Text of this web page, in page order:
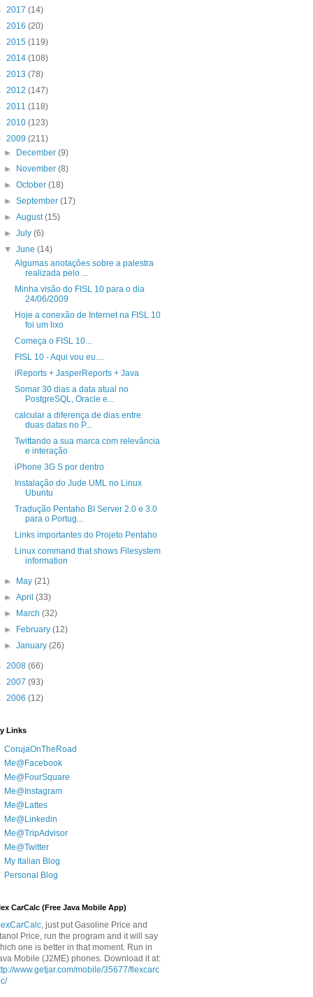
2017 (14)
2016 (20)
2015 (119)
2014 (108)
2013 (78)
2012 (147)
2011 (118)
2010 (123)
2009 (211)
►
December(9)
►
November(8)
►October(18)
►September(17)
►August(15)
►July(6)
▼June(14)
Algumas anotações sobre a palestra
realizada pelo ...
Minha visão do FISL 10 para o dia
24/06/2009
Hoje a conexão de Internet na FISL 10
foi um lixo
Começa o FISL 10...
FISL 10 - Aqui vou eu....
iReports + JasperReports + Java
Somar 30 dias a data atual no
PostgreSQL, Oracle e...
calcular a diferença de dias entre
duas datas no P...
Twittando a sua marca com relevância
e interação
iPhone 3G S por dentro
Instalação do Jude UML no Linux
Ubuntu
Tradução Pentaho BI Server 2.0 e 3.0
para o Portug...
Links importantes do Projeto Pentaho
Linux command that shows Filesystem
information
► May(21)
►April(33)
►
March(32)
►
February(12)
►January(26)
2008 (66)
2007 (93)
2006 (12)
Links
CorujaOnTheRoad
Me@Facebook
Me@FourSquare
Me@Instagram
Me@Lattes
Me@Linkedin
Me@TripAdvisor
Me@Twitter
My Italian Blog
Personal Blog
CarCalc (Free Java Mobile App)
, just put Gasoline Price and
Price, run the program and it will say
one is better in that moment. Run in
Mobile (J2ME) phones. Download it at:
www.getjar.com/mobile/35677/flexcarc